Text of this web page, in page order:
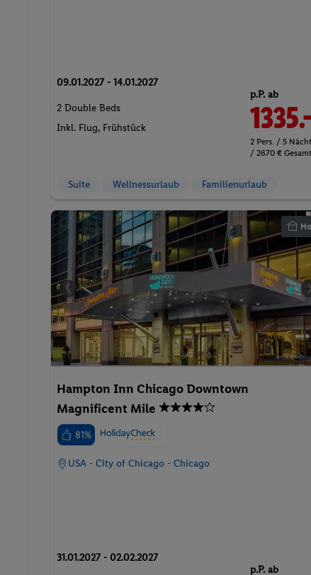
09.01.2027 - 14.01.2027
2 Double Beds
Inkl. Flug, Frühstück
p.P. ab
1335.-
2 Pers. / 5
/ 2670 € Gesamt
Suite Wellnessurlaub Familienurlaub
Hampton Inn Chicago Downtown
Magnificent Mile
81%
USA - City of Chicago - Chicago
31.01.2027 - 02.02.2027
p.P. ab